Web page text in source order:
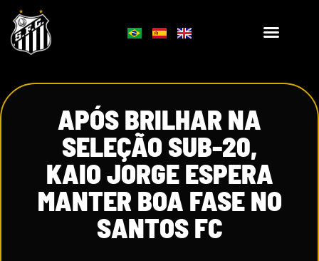
APÓS BRILHAR NA
SELEÇÃO SUB-20,
KAIO JORGE ESPERA
MANTER BOA FASE NO
SANTOS FC